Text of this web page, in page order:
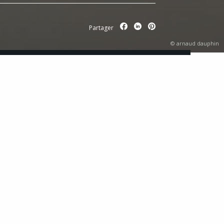
© arnaud dauphin
Partager